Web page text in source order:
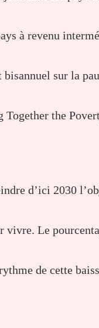
à revenu
sur la
Together the
d’ici 2030
Le
de cette